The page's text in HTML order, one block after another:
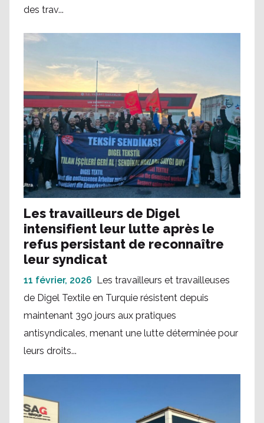
des trav...
Les travailleurs de Digel
intensifient leur lutte après le
refus persistant de reconnaître
leur syndicat
11 février, 2026 Les travailleurs et travailleuses
de Digel Textile en Turquie résistent depuis
maintenant 390 jours aux pratiques
antisyndicales, menant une lutte déterminée pour
leurs droits...